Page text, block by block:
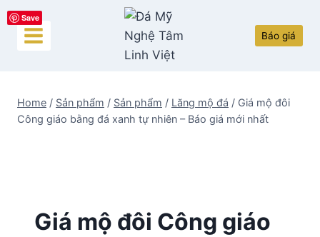
Skip
to
content
Báo giá
Home / Sản phẩm / Sản phẩm / Lăng mộ đá / Giá mộ đôi
Công giáo bằng đá xanh tự nhiên – Báo giá mới nhất
Save
Giá mộ đôi Công giáo